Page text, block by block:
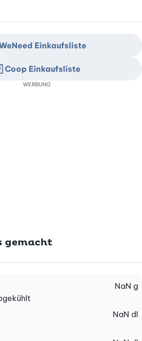
gemacht
NaN g
NaN dl
Einkaufsliste
Coop Einkaufsliste
WERBUNG